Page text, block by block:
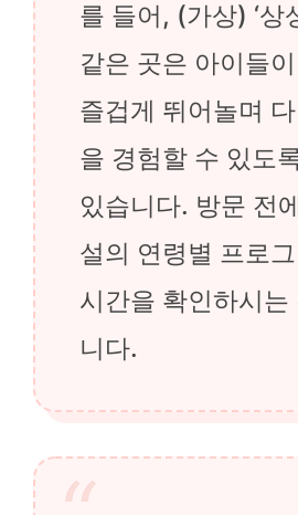
를 들어, (가상) ‘상
같은 곳은 아이들
즐겁게 뛰어놀며
을 경험할 수 있도
있습니다. 방문 전
설의 연령별 프로
시간을 확인하시는
니다.